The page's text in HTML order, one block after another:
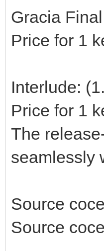
Gracia
Price for 1
Interlude:
Price for 1
The
seamlessly
Source
Source